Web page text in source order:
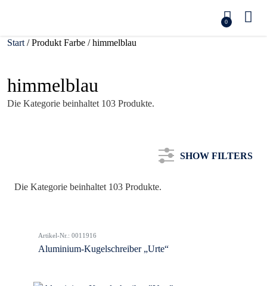
0
Start / Produkt Farbe / himmelblau
himmelblau
Die Kategorie beinhaltet 103 Produkte.
SHOW FILTERS
Die Kategorie beinhaltet 103 Produkte.
Artikel-Nr.: 0011916
Aluminium-Kugelschreiber „Urte“